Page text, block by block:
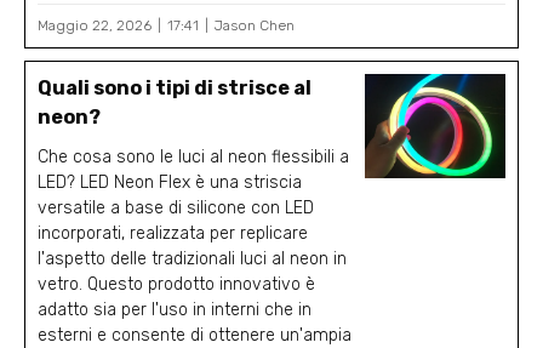
Maggio 22, 2026 17:41 Jason Chen
Quali sono i tipi di strisce al
neon?
Che cosa sono le luci al neon flessibili a
LED? LED Neon Flex è una striscia
versatile a base di silicone con LED
incorporati, realizzata per replicare
l'aspetto delle tradizionali luci al neon in
vetro. Questo prodotto innovativo è
adatto sia per l'uso in interni che in
esterni e consente di ottenere un'ampia